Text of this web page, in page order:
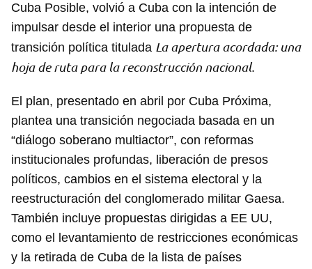
Cuba Posible, volvió a Cuba con la intención de
impulsar desde el interior una propuesta de
transición política titulada La apertura acordada: una
hoja de ruta para la reconstrucción nacional.
El plan, presentado en abril por Cuba Próxima,
plantea una transición negociada basada en un
“diálogo soberano multiactor”, con reformas
institucionales profundas, liberación de presos
políticos, cambios en el sistema electoral y la
reestructuración del conglomerado militar Gaesa.
También incluye propuestas dirigidas a EE UU,
como el levantamiento de restricciones económicas
y la retirada de Cuba de la lista de países